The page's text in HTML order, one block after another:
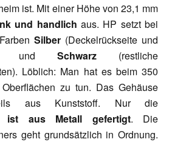
ist. Mit einer Höhe von 23,1 mm
und handlich aus. HP setzt bei
Silber (Deckelrückseite und
und Schwarz (restliche
Löblich: Man hat es beim 350
zu tun. Das Gehäuse
aus Kunststoff. Nur die
ist aus Metall gefertigt. Die
geht grundsätzlich in Ordnung.